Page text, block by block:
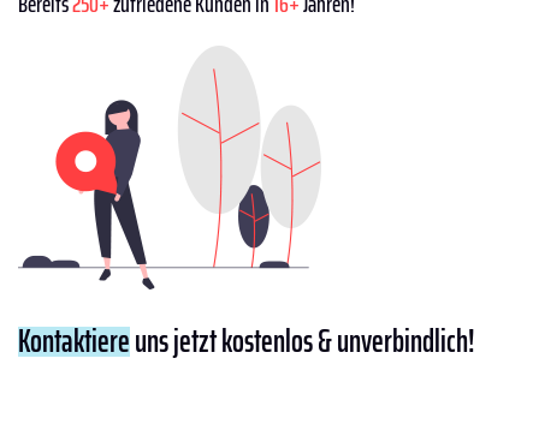
Kontaktiereuns jetzt kostenlos & unverbindlich!